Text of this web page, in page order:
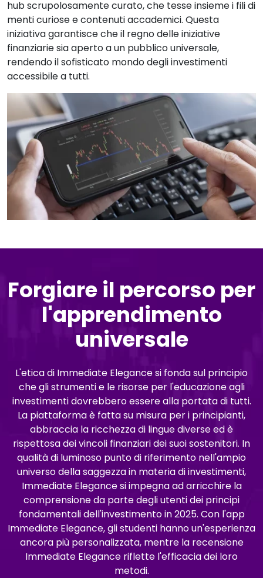
hub scrupolosamente curato, che tesse insieme i fili di
menti curiose e contenuti accademici. Questa
iniziativa garantisce che il regno delle iniziative
finanziarie sia aperto a un pubblico universale,
rendendo il sofisticato mondo degli investimenti
accessibile a tutti.
Forgiare il percorso per
l'apprendimento
universale
L'etica di Immediate Elegance si fonda sul principio
che gli strumenti e le risorse per l'educazione agli
investimenti dovrebbero essere alla portata di tutti.
La piattaforma è fatta su misura per i principianti,
abbraccia la ricchezza di lingue diverse ed è
rispettosa dei vincoli finanziari dei suoi sostenitori. In
qualità di luminoso punto di riferimento nell'ampio
universo della saggezza in materia di investimenti,
Immediate Elegance si impegna ad arricchire la
comprensione da parte degli utenti dei principi
fondamentali dell'investimento in 2025. Con l'app
Immediate Elegance, gli studenti hanno un'esperienza
ancora più personalizzata, mentre la recensione
Immediate Elegance riflette l'efficacia dei loro
metodi.